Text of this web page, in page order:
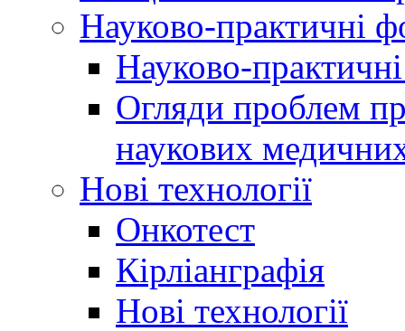
Науково-практичні
Науково-
Огляди проблем
наукових
Нові технології
Онкотест
Кірліанграфія
Нові технології